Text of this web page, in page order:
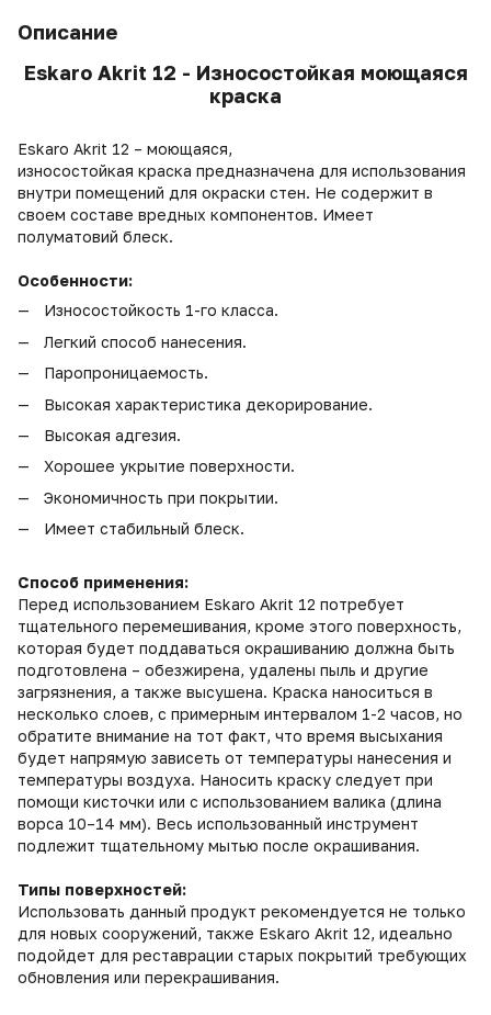
Описание
Eskaro Akrit 12 - Износостойкая моющаяся
краска
Eskaro Akrit 12 – моющаяся,
износостойкая краска предназначена для использования
внутри помещений для окраски стен. Не содержит в
своем составе вредных компонентов. Имеет
полуматовий блеск.
Особенности:
Износостойкость 1-го класса.
Легкий способ нанесения.
Паропроницаемость.
Высокая характеристика декорирование.
Высокая адгезия.
Хорошее укрытие поверхности.
Экономичность при покрытии.
Имеет стабильный блеск.
Способ применения:
Перед использованием Eskaro Akrit 12 потребует
тщательного перемешивания, кроме этого поверхность,
которая будет поддаваться окрашиванию должна быть
подготовлена – обезжирена, удалены пыль и другие
загрязнения, а также высушена. Краска наноситься в
несколько слоев, с примерным интервалом 1-2 часов, но
обратите внимание на тот факт, что время высыхания
будет напрямую зависеть от температуры нанесения и
температуры воздуха. Наносить краску следует при
помощи кисточки или с использованием валика (длина
ворса 10–14 мм). Весь использованный инструмент
подлежит тщательному мытью после окрашивания.
Типы поверхностей:
Использовать данный продукт рекомендуется не только
для новых сооружений, также Eskaro Akrit 12, идеально
подойдет для реставрации старых покрытий требующих
обновления или перекрашивания.